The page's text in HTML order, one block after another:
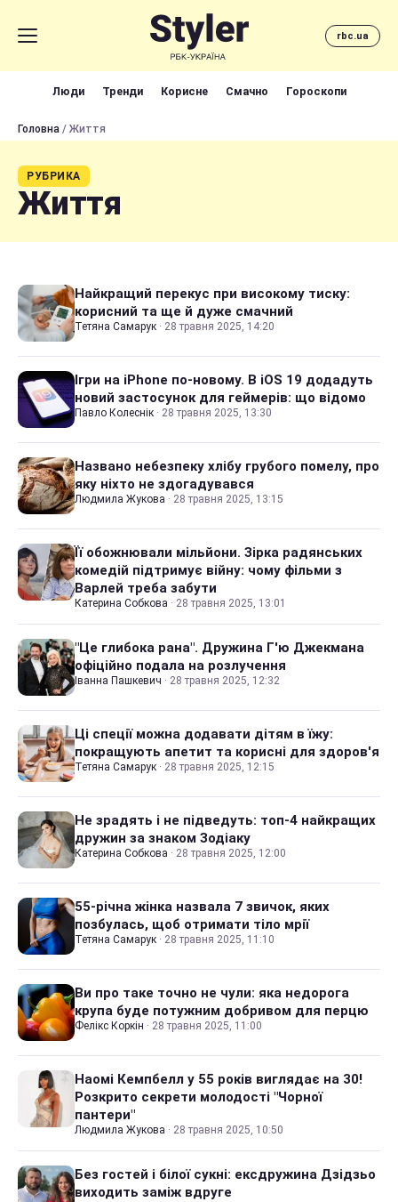
rbc.ua
Люди Тренди Корисне Смачно Гороскопи
Головна / Життя
РУБРИКА
Життя
Найкращий перекус при високому тиску:
корисний та ще й дуже смачний
Тетяна Самарук · 28 травня 2025, 14:20
Ігри на iPhone по-новому. В iOS 19 додадуть
новий застосунок для геймерів: що відомо
Павло Колеснік · 28 травня 2025, 13:30
Названо небезпеку хлібу грубого помелу, про
яку ніхто не здогадувався
Людмила Жукова · 28 травня 2025, 13:15
Її обожнювали мільйони. Зірка радянських
комедій підтримує війну: чому фільми з
Варлей треба забути
Катерина Собкова · 28 травня 2025, 13:01
"Це глибока рана". Дружина Г'ю Джекмана
офіційно подала на розлучення
Іванна Пашкевич · 28 травня 2025, 12:32
Ці спеції можна додавати дітям в їжу:
покращують апетит та корисні для здоров'я
Тетяна Самарук · 28 травня 2025, 12:15
Не зрадять і не підведуть: топ-4 найкращих
дружин за знаком Зодіаку
Катерина Собкова · 28 травня 2025, 12:00
55-річна жінка назвала 7 звичок, яких
позбулась, щоб отримати тіло мрії
Тетяна Самарук · 28 травня 2025, 11:10
Ви про таке точно не чули: яка недорога
крупа буде потужним добривом для перцю
Фелікс Коркін · 28 травня 2025, 11:00
Наомі Кемпбелл у 55 років виглядає на 30!
Розкрито секрети молодості "Чорної
пантери"
Людмила Жукова · 28 травня 2025, 10:50
Без гостей і білої сукні: ексдружина Дзідзьо
виходить заміж вдруге